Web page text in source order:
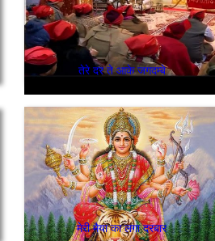
तेरे दर ते आके जगदम्बे
मेरी मैया का लगा दरबार